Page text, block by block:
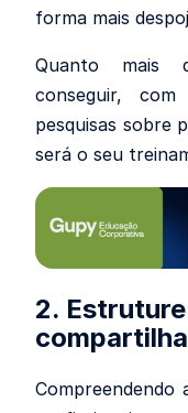
forma mais
Quanto mais
conseguir,
pesquisas sobre
será o seu
2.
Compreendendo